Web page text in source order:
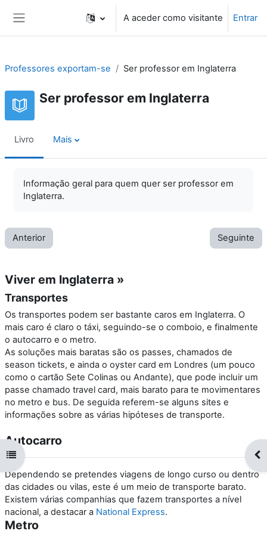
A aceder como visitante Entrar
Abrir índice da disciplina
Professores exportam-se Ser professor em Inglaterra
Ser professor em Inglaterra
Livro Mais
Informação geral para quem quer ser professor em
Inglaterra.
Anterior Seguinte
Viver em Inglaterra »
Transportes
Os transportes podem ser bastante caros em Inglaterra. O
mais caro é claro o táxi, seguindo-se o comboio, e finalmente
o autocarro e o metro.
As soluções mais baratas são os passes, chamados de
season tickets, e ainda o oyster card em Londres (um pouco
como o cartão Sete Colinas ou Andante), que pode incluir um
passe chamado travel card, mais barato para te movimentares
no metro e bus. De seguida referem-se alguns sites e
informações sobre as várias hipóteses de transporte.
Autocarro
Dependendo se pretendes viagens de longo curso ou dentro
das cidades ou vilas, este é um meio de transporte barato.
Existem várias companhias que fazem transportes a nível
nacional, a destacar a National Express.
Metro